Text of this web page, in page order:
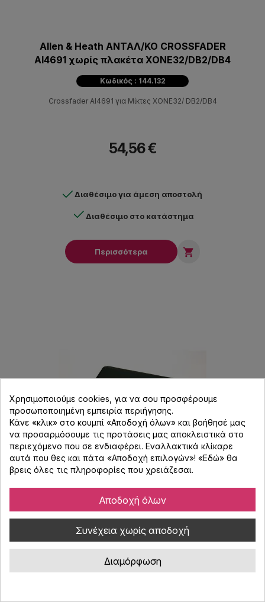
Allen & Heath ΑΝΤΑΛ/ΚΟ CROSSFADER
ΑI4691 χωρίς πλακέτα XONE32/DB2/DB4
Κωδικός : 144.132
Crossfader ΑI4691 για Μίκτες XONE32/ DB2/DB4
54,56 €
Διαθέσιμο για άμεση αποστολή
Διαθέσιμο στο κατάστημα
Περισσότερα 
Allen & Heath DUST COVER SQ6
Κωδικός : 144.978
Χρησιμοποιούμε cookies, για να σου προσφέρουμε
προσωποποιημένη εμπειρία περιήγησης.
Κάνε «κλικ» στο κουμπί «Αποδοχή όλων» και βοήθησέ μας
να προσαρμόσουμε τις προτάσεις μας αποκλειστικά στο
περιεχόμενο που σε ενδιαφέρει. Εναλλακτικά κλίκαρε
αυτά που θες και πάτα «Αποδοχή επιλογών»! «Εδώ» θα
βρεις όλες τις πληροφορίες που χρειάζεσαι.
Αποδοχή όλων
Συνέχεια χωρίς αποδοχή
Διαμόρφωση